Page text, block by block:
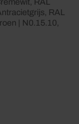
RAL
| N0.15.10,